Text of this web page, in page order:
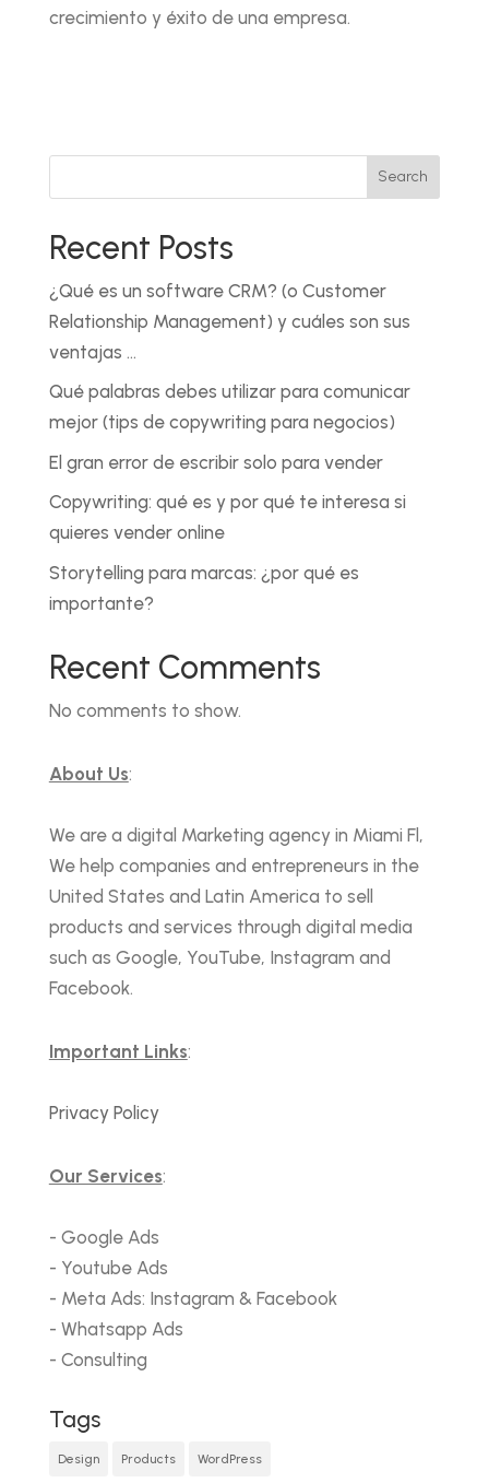
crecimiento y éxito de una empresa.
Search
Recent Posts
¿Qué es un software CRM? (o Customer
Relationship Management) y cuáles son sus
ventajas …
Qué palabras debes utilizar para comunicar
mejor (tips de copywriting para negocios)
El gran error de escribir solo para vender
Copywriting: qué es y por qué te interesa si
quieres vender online
Storytelling para marcas: ¿por qué es
importante?
Recent Comments
No comments to show.
About Us:
We are a digital Marketing agency in Miami Fl,
We help companies and entrepreneurs in the
United States and Latin America to sell
products and services through digital media
such as Google, YouTube, Instagram and
Facebook.
Important Links:
Privacy Policy
Our Services:
- Google Ads
- Youtube Ads
- Meta Ads: Instagram & Facebook
- Whatsapp Ads
- Consulting
Tags
Design Products WordPress